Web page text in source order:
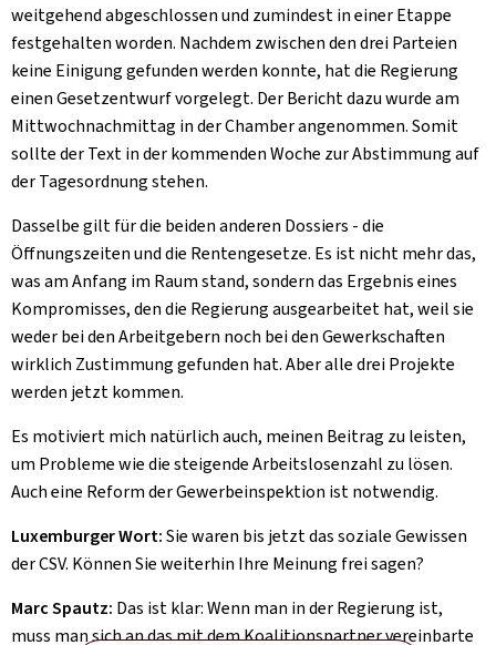
weitgehend abgeschlossen und zumindest in einer Etappe
festgehalten worden. Nachdem zwischen den drei Parteien
keine Einigung gefunden werden konnte, hat die Regierung
einen Gesetzentwurf vorgelegt. Der Bericht dazu wurde am
Mittwochnachmittag in der Chamber angenommen. Somit
sollte der Text in der kommenden Woche zur Abstimmung auf
der Tagesordnung stehen.
Dasselbe gilt für die beiden anderen Dossiers - die
Öffnungszeiten und die Rentengesetze. Es ist nicht mehr das,
was am Anfang im Raum stand, sondern das Ergebnis eines
Kompromisses, den die Regierung ausgearbeitet hat, weil sie
weder bei den Arbeitgebern noch bei den Gewerkschaften
wirklich Zustimmung gefunden hat. Aber alle drei Projekte
werden jetzt kommen.
Es motiviert mich natürlich auch, meinen Beitrag zu leisten,
um Probleme wie die steigende Arbeitslosenzahl zu lösen.
Auch eine Reform der Gewerbeinspektion ist notwendig.
Luxemburger Wort:Sie waren bis jetzt das soziale Gewissen
der CSV. Können Sie weiterhin Ihre Meinung frei sagen?
Marc Spautz: Das ist klar: Wenn man in der Regierung ist,
muss man sich an das mit dem Koalitionspartner vereinbarte